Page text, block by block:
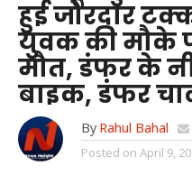
हुई जोरदार
युवक की मौके
मौत, डंफर के
बाइक, डंफर
By Rahul Bahal
Posted on April 9,